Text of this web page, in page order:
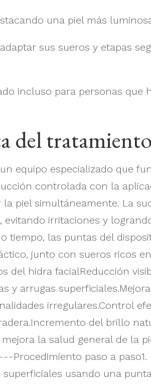
una piel más
sus sueros y etapas
incluso para personas que
del tratamiento
equipo especializado que
controlada con la
piel simultáneamente. La
irritaciones y
tiempo, las puntas del
junto con sueros ricos
del hidra facialReducción
y arrugas
irregulares.Control
del brillo
la salud general de la
Procedimiento paso a paso1.
usando una